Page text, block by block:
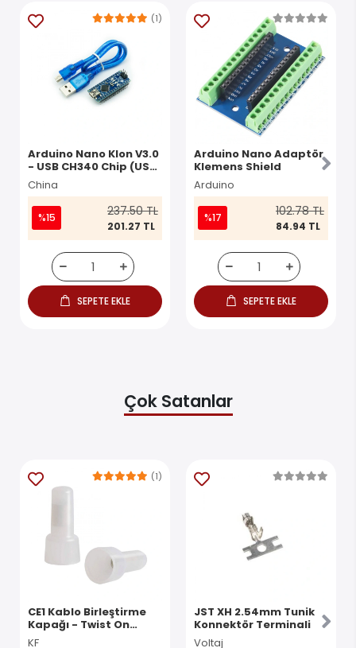
Arduino Nano Klon V3.0
- USB CH340 Chip (USB
Kablo Dahil)
China
(1)
%15 237.50 TL
201.27 TL
SEPETE EKLE
Arduino Nano Adaptör
Klemens Shield
Arduino
%17 102.78 TL
84.94 TL
SEPETE EKLE
Çok Satanlar
CE1 Kablo Birleştirme
Kapağı - Twist On
Konnektör
KF
(1)
JST XH 2.54mm Tunik
Konnektör Terminali
Voltaj